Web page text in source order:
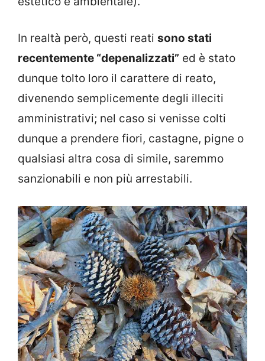
In realtà però, questi reati sono stati
recentemente “depenalizzati” ed è stato
dunque tolto loro il carattere di reato,
divenendo semplicemente degli illeciti
amministrativi; nel caso si venisse colti
dunque a prendere fiori, castagne, pigne o
qualsiasi altra cosa di simile, saremmo
sanzionabili e non più arrestabili.